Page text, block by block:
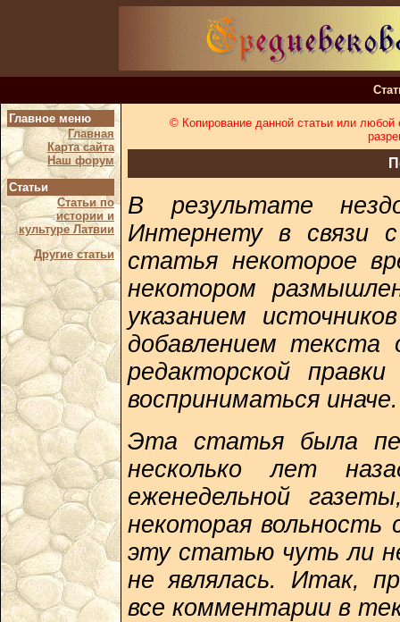
Главное меню
Главная
Карта сайта
Наш форум
Статьи
Статьи по
истории и
культуре Латвии
Другие статьи
© Копирование данной статьи или любой
В результате
Интернету в связи
статья некоторое
некотором
указанием
добавлением текста
редакторской
восприниматься иначе.
Эта статья была
несколько лет
еженедельной
некоторая вольность
эту статью чуть ли
не являлась. Итак,
все комментарии в